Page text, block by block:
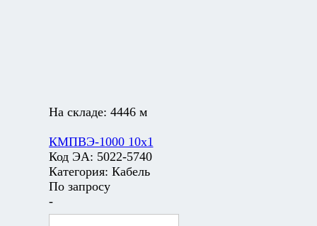
На складе: 4446 м
КМПВЭ-1000 10х1
Код ЭА: 5022-5740
Категория: Кабель
По запросу
-